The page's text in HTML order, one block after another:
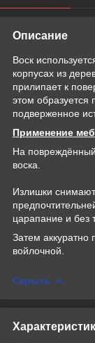
Описание
Воск
корпусах из
прилипает к
этом образуется
подверженное
Применение
На повреждённый
воска.
Излишки
царапание и без
Затем аккуратно
войлочной.
Скрыть